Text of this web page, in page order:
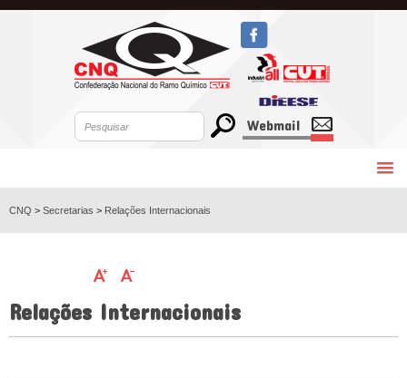
Webmail
CNQ > Secretarias > Relações Internacionais
Relações Internacionais